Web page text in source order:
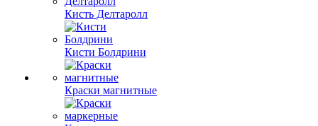
Кисть Делтаролл
Кисти Болдрини
Краски магнитные